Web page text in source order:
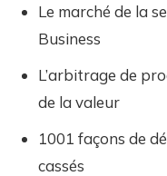
Le marché de la
Business
L’arbitrage de
de la valeur
1001 façons de
cassés